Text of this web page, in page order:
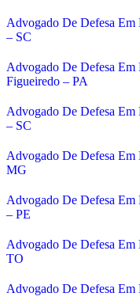
Advogado De Defesa Em
– SC
Advogado De Defesa Em
Figueiredo – PA
Advogado De Defesa Em
– SC
Advogado De Defesa Em
MG
Advogado De Defesa Em
– PE
Advogado De Defesa Em
TO
Advogado De Defesa Em